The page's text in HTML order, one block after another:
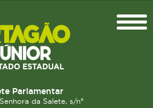
Parlamentar
da Salete, s/n°